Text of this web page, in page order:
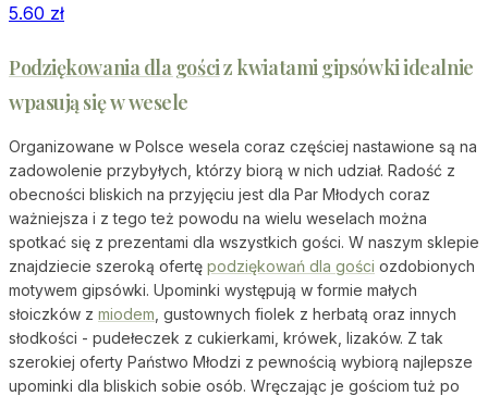
5.60 zł
Podziękowania dla gościz kwiatami gipsówki idealnie
wpasują się w wesele
Organizowane w Polsce wesela coraz częściej nastawione są na
zadowolenie przybyłych, którzy biorą w nich udział. Radość z
obecności bliskich na przyjęciu jest dla Par Młodych coraz
ważniejsza i z tego też powodu na wielu weselach można
spotkać się z prezentami dla wszystkich gości. W naszym sklepie
znajdziecie szeroką ofertę podziękowań dla gości ozdobionych
motywem gipsówki. Upominki występują w formie małych
słoiczków z miodem , gustownych fiolek z herbatą oraz innych
słodkości - pudełeczek z cukierkami, krówek, lizaków. Z tak
szerokiej oferty Państwo Młodzi z pewnością wybiorą najlepsze
upominki dla bliskich sobie osób. Wręczając je gościom tuż po